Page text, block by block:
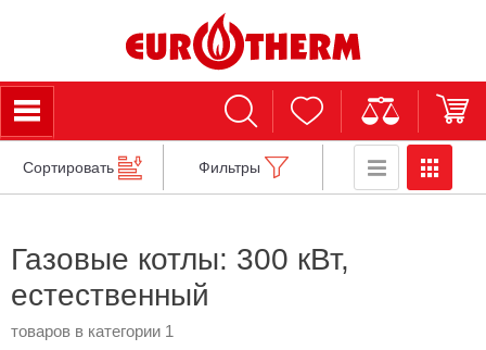
Сортировать Фильтры
Газовые котлы: 300 кВт,
естественный
товаров в категории 1